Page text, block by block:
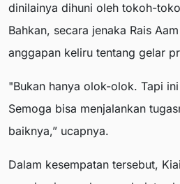
dinilainya dihuni oleh tokoh-
Bahkan, secara jenaka Rais
anggapan keliru tentang gelar
"Bukan hanya olok-olok. Tapi
Semoga bisa menjalankan
baiknya,” ucapnya.
Dalam kesempatan tersebut,